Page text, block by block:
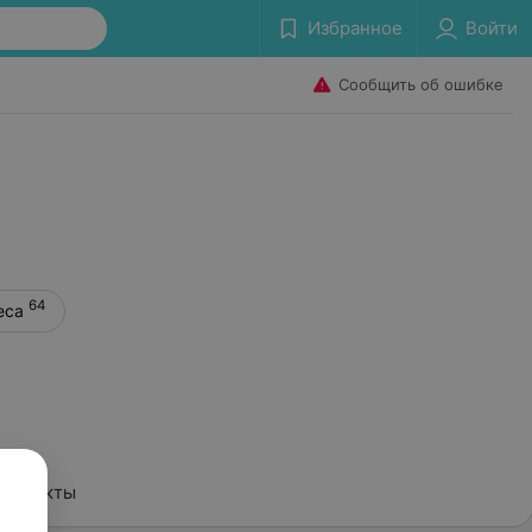
Избранное Войти
Сообщить об ошибке
Контакты
64